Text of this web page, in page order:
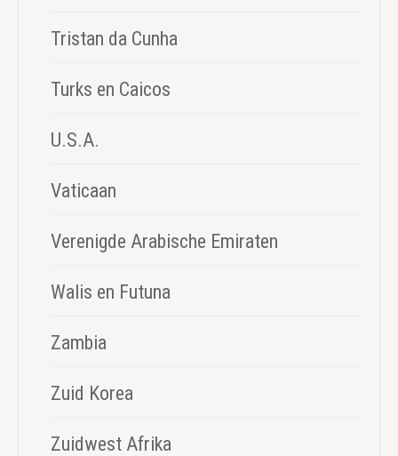
Tristan da Cunha
Turks en Caicos
U.S.A.
Vaticaan
Verenigde Arabische Emiraten
Walis en Futuna
Zambia
Zuid Korea
Zuidwest Afrika